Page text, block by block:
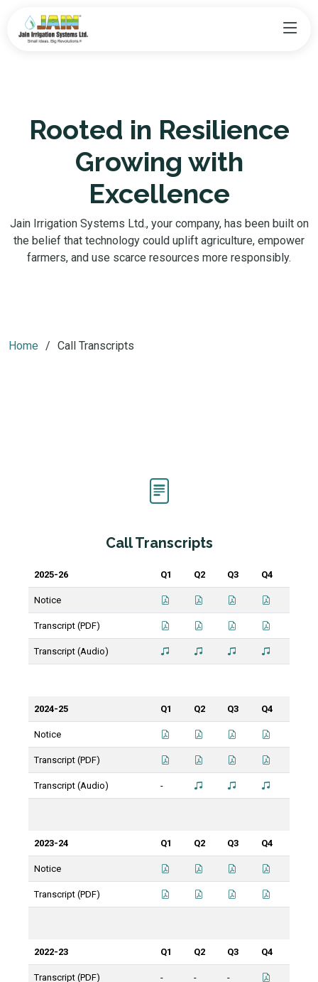
Rooted in Resilience
Growing with
Excellence
Jain Irrigation Systems Ltd., your company, has been built on
the belief that technology could uplift agriculture, empower
farmers, and use scarce resources more responsibly.
Home Call Transcripts
Call Transcripts
2025-26 Q1 Q2 Q3 Q4
Notice
Transcript (PDF)
Transcript (Audio)
2024-25 Q1 Q2 Q3 Q4
Notice
Transcript (PDF)
Transcript (Audio) -
2023-24 Q1 Q2 Q3 Q4
Notice
Transcript (PDF)
2022-23 Q1 Q2 Q3 Q4
Transcript (PDF) - - -